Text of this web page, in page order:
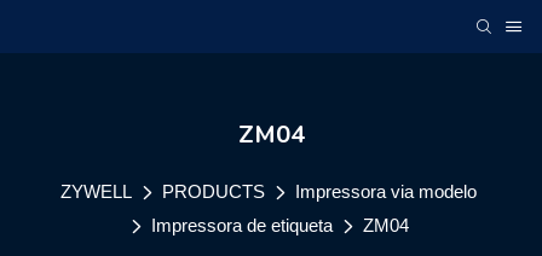
ZM04
ZYWELL PRODUCTS
Impressora via modelo
Impressora de etiqueta
ZM04